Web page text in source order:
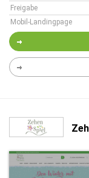
Freigabe
Mobil-Landingpage